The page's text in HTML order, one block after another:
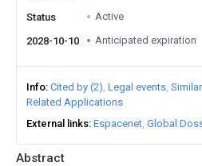
Abstract
Status Active
2028-10-10 Anticipated expiration
Info Cited by (2) Legal events
Related Applications
External links Espacenet Global